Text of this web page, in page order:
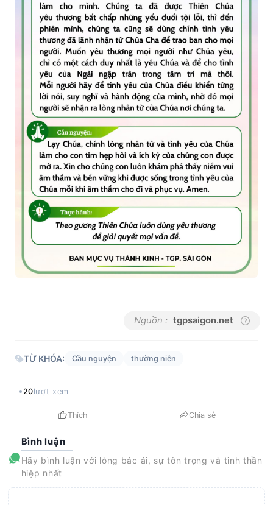
Nguồn : tgpsaigon.net
TỪ KHÓA: Cầu nguyện thường niên
20lượt xem
Thích Chia sẻ
Bình luận
Hãy bình luận với lòng bác ái, sự tôn trọng và tinh thần
hiệp nhất